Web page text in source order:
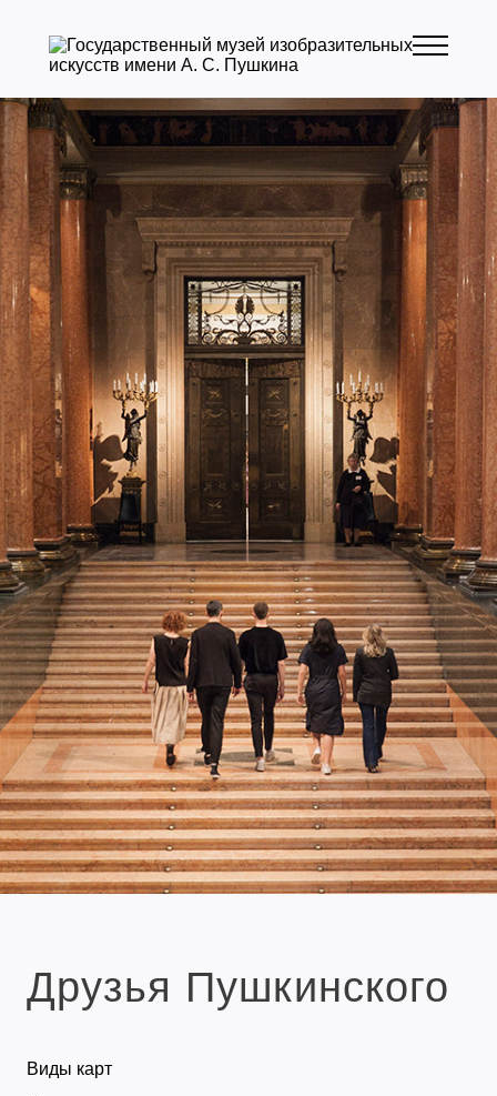
Друзья Пушкинского
Виды карт